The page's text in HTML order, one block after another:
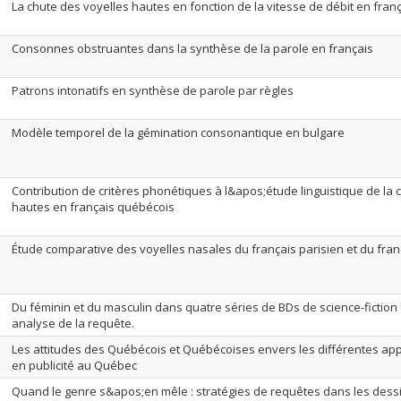
La chute des voyelles hautes en fonction de la vitesse de débit en
Consonnes obstruantes dans la synthèse de la parole en français
Patrons intonatifs en synthèse de parole par règles
Modèle temporel de la gémination consonantique en bulgare
Contribution de critères phonétiques à l&apos;étude linguistique de la
hautes en français québécois
Étude comparative des voyelles nasales du français parisien et du
Du féminin et du masculin dans quatre séries de BDs de science-
analyse de la requête.
Les attitudes des Québécois et Québécoises envers les différentes
en publicité au Québec
Quand le genre s&apos;en mêle : stratégies de requêtes dans les